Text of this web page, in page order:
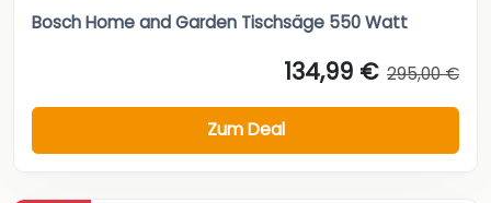
Bosch Home and Garden Tischsäge 550 Watt
134,99 € 295,00 €
Zum Deal